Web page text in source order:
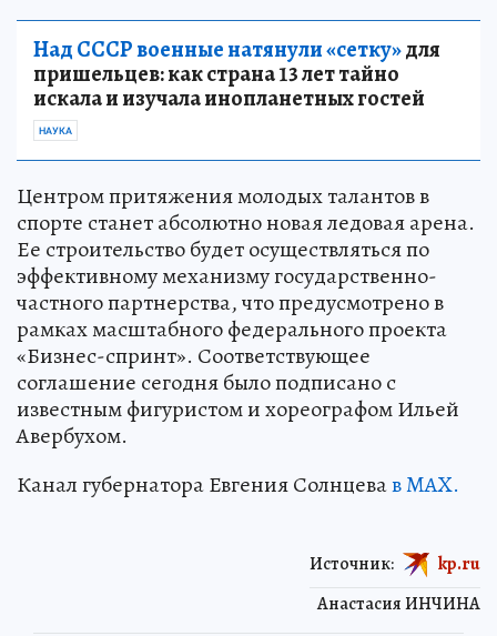
Над СССР военные натянули «сетку»для
пришельцев: как страна 13 лет тайно
искала и изучала инопланетных гостей
НАУКА
Центром притяжения молодых талантов в
спорте станет абсолютно новая ледовая арена.
Ее строительство будет осуществляться по
эффективному механизму государственно-
частного партнерства, что предусмотрено в
рамках масштабного федерального проекта
«Бизнес-спринт». Соответствующее
соглашение сегодня было подписано с
известным фигуристом и хореографом Ильей
Авербухом.
Канал губернатора Евгения Солнцевав MAX.
Анастасия ИНЧИНА
Источник: kp.ru